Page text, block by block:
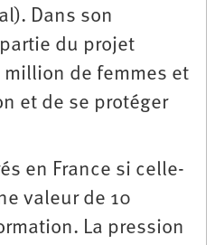
Dans son
du projet
de femmes et
et de se protéger
en France si celle-
valeur de 10
La pression